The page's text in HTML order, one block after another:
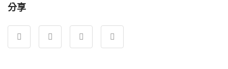
分享